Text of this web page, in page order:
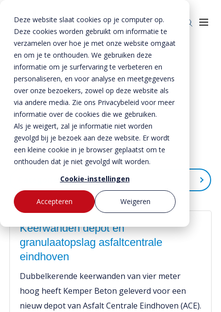
Deze website slaat cookies op je computer op.
Deze cookies worden gebruikt om informatie te
verzamelen over hoe je met onze website omgaat
en om je te onthouden. We gebruiken deze
informatie om je surfervaring te verbeteren en
personaliseren, en voor analyse en meetgegevens
over onze bezoekers, zowel op deze website als
via andere media. Zie ons Privacybeleid voor meer
informatie over de cookies die we gebruiken.
Als je weigert, zal je informatie niet worden
gevolgd bij je bezoek aan deze website. Er wordt
een kleine cookie in je browser geplaatst om te
onthouden dat je niet gevolgd wilt worden.
Cookie-instellingen
Accepteren
Weigeren
Bestekservice
Downloads
Werken bij
Producten
Enkelkerende keerwanden
Dubbelkerende keerwanden
Zwaarbelastbare keerwanden
Zwaluwwanden
Bloktraptreden
Oplossingen
Infra & Openbare ruimte
Sport & Recreatie
Op- en overslag
Waterkeringen
BTE Groep
Onze verhalen
Over ons
Duurzaamheid
MVO
Home »Nieuws» Kemper
Kemper
Categorieën
Nieuws
Werken bij
Keerwanden depot en
granulaatopslag asfaltcentrale
eindhoven
Dubbelkerende keerwanden van vier meter
hoog heeft Kemper Beton geleverd voor een
nieuw depot van Asfalt Centrale Eindhoven (ACE).